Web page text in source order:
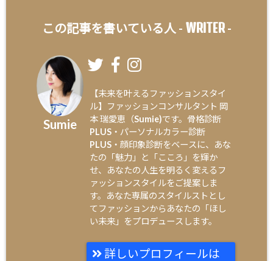
この記事を書いている人 - WRITER-
Sumie
【未来を叶えるファッションスタイ
ル】ファッションコンサルタント 岡
本 瑞愛恵（Sumie)です。骨格診断
PLUS・パーソナルカラー診断
PLUS・顔印象診断をベースに、あな
たの「魅力」と「こころ」を輝か
せ、あなたの人生を明るく変えるフ
ァッションスタイルをご提案しま
す。あなた専属のスタイルストとし
てファッションからあなたの「ほし
い未来」をプロデュースします。
詳しいプロフィールは